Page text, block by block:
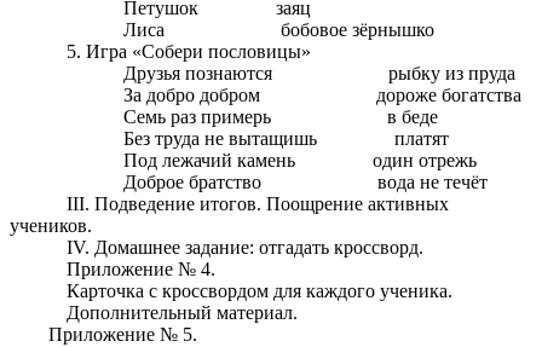
Петушок заяц
Лиса бобовое зёрнышко
5. Игра «Собери пословицы»
Друзья познаются рыбку из пруда
За добро добром дороже богатства
Семь раз примерь в беде
Без труда не вытащишь платят
Под лежачий камень один отрежь
Доброе братство вода не течёт
III. Подведение итогов. Поощрение активных
учеников.
IV. Домашнее задание: отгадать кроссворд.
Приложение № 4.
Карточка с кроссвордом для каждого ученика.
Дополнительный материал.
Приложение № 5.